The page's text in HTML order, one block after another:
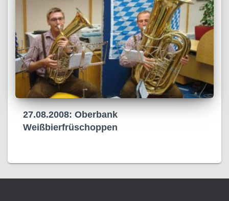
27.08.2008: Oberbank
Weißbierfrüschoppen